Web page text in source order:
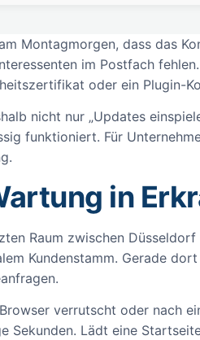
Montagmorgen, dass das
im Postfach
oder ein Plugin-
nicht nur „Updates
funktioniert. Für
in
Raum zwischen
Kundenstamm. Gerade
verrutscht oder nach
Sekunden. Lädt eine